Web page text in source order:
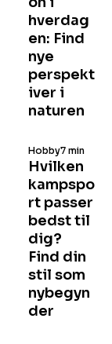
hverdag
en: Find
nye
perspekt
iver i
naturen
Hvilken
kampspo
rt passer
bedst til
dig?
Find din
stil som
nybegyn
der
Hobby7 min